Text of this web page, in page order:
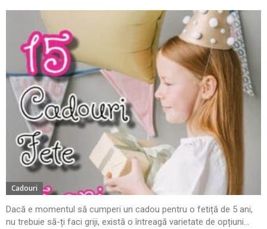
Cadouri
Dacă e momentul să cumperi un cadou pentru o fetiță de 5 ani,
nu trebuie să-ți faci griji, există o întreagă varietate de opțiuni...